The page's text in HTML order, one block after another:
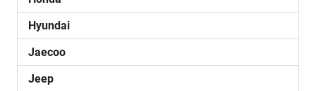
Hyundai
Jaecoo
Jeep